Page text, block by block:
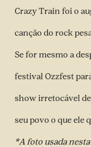
Crazy Train foi o
canção do rock
Se for mesmo a
festival Ozzfest
show irretocável de
seu povo o que ele
*A foto usada